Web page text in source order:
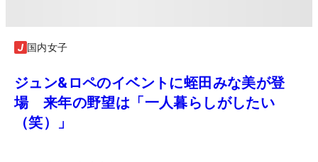
国内女子
ジュン&ロペのイベントに蛭田みな美が登
場 来年の野望は「一人暮らしがしたい
（笑）」